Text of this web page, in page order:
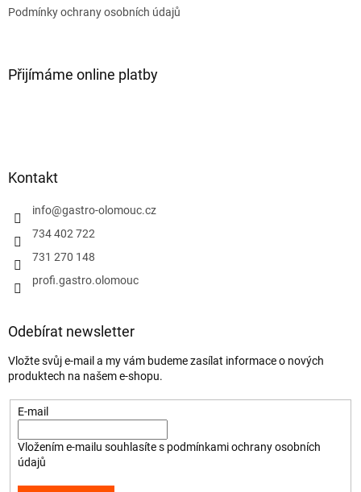
Podmínky ochrany osobních údajů
Přijímáme online platby
Kontakt
info@gastro-olomouc.cz
734 402 722
731 270 148
profi.gastro.olomouc
Odebírat newsletter
Vložte svůj e-mail a my vám budeme zasílat informace o nových
produktech na našem e-shopu.
E-mail
Vložením e-mailu souhlasíte s podmínkami ochrany osobních
údajů